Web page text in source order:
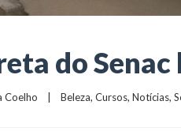
do
Coelho Beleza, Cursos, Notícias,